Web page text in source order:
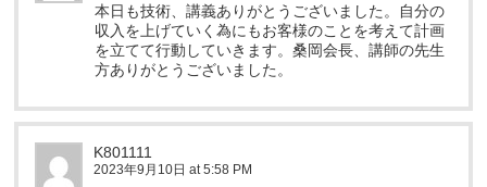
本日も技術、講義ありがとうございました。自分の
収入を上げていく為にもお客様のことを考えて計画
を立てて行動していきます。桑岡会長、講師の先生
方ありがとうございました。
K801111
2023年9月10日 at 5:58 PM